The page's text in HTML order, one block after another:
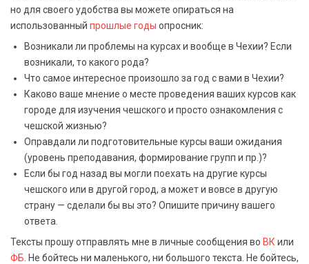
но для своего удобства вы можете опираться на
использованный прошлые годы опросник:
Возникали ли проблемы на курсах и вообще в Чехии? Если
возникали, то какого рода?
Что самое интересное произошло за год с вами в Чехии?
Каково ваше мнение о месте проведения ваших курсов как
городе для изучения чешского и просто ознакомления с
чешской жизнью?
Оправдали ли подготовительные курсы ваши ожидания
(уровень преподавания, формирование групп и пр.)?
Если бы год назад вы могли поехать на другие курсы
чешского или в другой город, а может и вовсе в другую
страну — сделали бы вы это? Опишите причину вашего
ответа.
Тексты прошу отправлять мне в личные сообщения во ВК или
ФБ . Не бойтесь ни маленького, ни большого текста. Не бойтесь,